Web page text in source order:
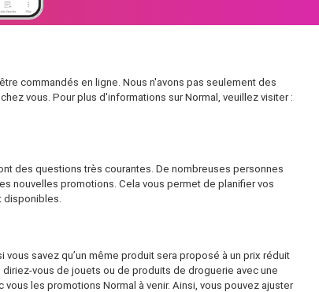
commandés en ligne. Nous n'avons pas seulement des
vous. Pour plus d'informations sur Normal, veuillez visiter :
des questions très courantes. De nombreuses personnes
nouvelles promotions. Cela vous permet de planifier vos
disponibles.
savez qu’un même produit sera proposé à un prix réduit
diriez-vous de jouets ou de produits de droguerie avec une
les promotions Normal à venir. Ainsi, vous pouvez ajuster